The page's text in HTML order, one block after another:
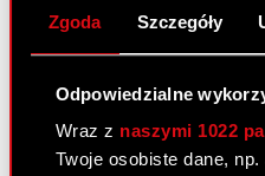
Zgoda Szczegóły
Odpowiedzialne
Wraz z naszymi 1022
Twoje osobiste dane,
11 maja 2010
PDF
znaczącej
znacznej